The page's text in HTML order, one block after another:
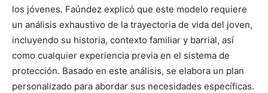
los jóvenes. Faúndez explicó que este modelo requiere
un análisis exhaustivo de la trayectoria de vida del joven,
incluyendo su historia, contexto familiar y barrial, así
como cualquier experiencia previa en el sistema de
protección. Basado en este análisis, se elabora un plan
personalizado para abordar sus necesidades específicas.